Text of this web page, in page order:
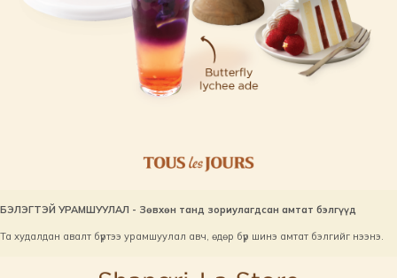
БЭЛЭГТЭЙ УРАМШУУЛАЛ - Зөвхөн танд зориулагдсан амтат бэлгүүд
Та худалдан авалт бүртээ урамшуулал авч, өдөр бүр шинэ амтат бэлгийг нээнэ.